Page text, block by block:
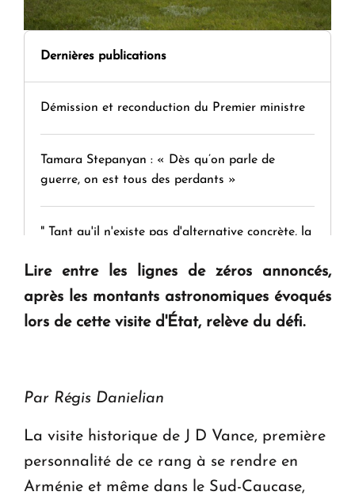
Dernières publications
Démission et reconduction du Premier ministre
Tamara Stepanyan : « Dès qu’on parle de
guerre, on est tous des perdants »
" Tant qu'il n'existe pas d'alternative concrète, la
KASA : 30 ans d'audace, de résilience et d'avenir
en Arménie
ouvrira ses portes à Dilijan
Lire entre les lignes de zéros annoncés,
après les montants astronomiques évoqués
lors de cette visite d'État, relève du défi.
Par Régis Danielian
La visite historique de J D Vance, première
personnalité de ce rang à se rendre en
Arménie et même dans le Sud-Caucase,